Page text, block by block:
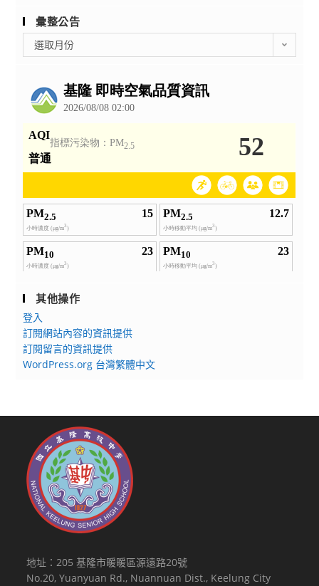
彙整公告
整
選取月份
其他操作
登入
訂閱網站內容的資訊提供
訂閱留言的資訊提供
WordPress.org 台灣繁體中文
地址：205 基隆市暖暖區源遠路20號
No.20, Yuanyuan Rd., Nuannuan Dist., Keelung City